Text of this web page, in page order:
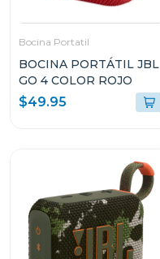
Bocina Portatil
BOCINA PORTÁTIL JBL
GO 4 COLOR ROJO
$49.95